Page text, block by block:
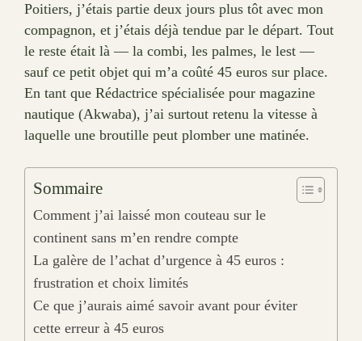
Poitiers, j’étais partie deux jours plus tôt avec mon
compagnon, et j’étais déjà tendue par le départ. Tout
le reste était là — la combi, les palmes, le lest —
sauf ce petit objet qui m’a coûté 45 euros sur place.
En tant que Rédactrice spécialisée pour magazine
nautique (Akwaba), j’ai surtout retenu la vitesse à
laquelle une broutille peut plomber une matinée.
Sommaire
Comment j’ai laissé mon couteau sur le
continent sans m’en rendre compte
La galère de l’achat d’urgence à 45 euros :
frustration et choix limités
Ce que j’aurais aimé savoir avant pour éviter
cette erreur à 45 euros